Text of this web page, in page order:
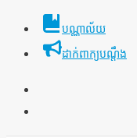
Skip
បណ្ណាល័យ
ដាក់ពាក្យបណ្ដឹង